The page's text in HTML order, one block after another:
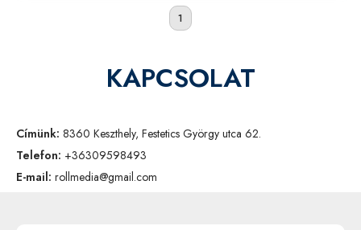
1
KAPCSOLAT
Címünk: 8360 Keszthely, Festetics György utca 62.
Telefon: +36309598493
E-mail: rollmedia@gmail.com